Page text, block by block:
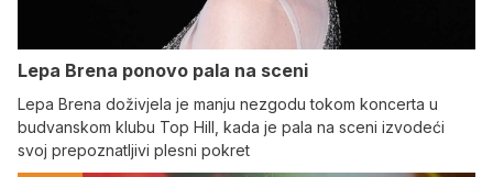
Lepa Brena ponovo pala na sceni
Lepa Brena doživjela je manju nezgodu tokom koncerta u
budvanskom klubu Top Hill, kada je pala na sceni izvodeći
svoj prepoznatljivi plesni pokret